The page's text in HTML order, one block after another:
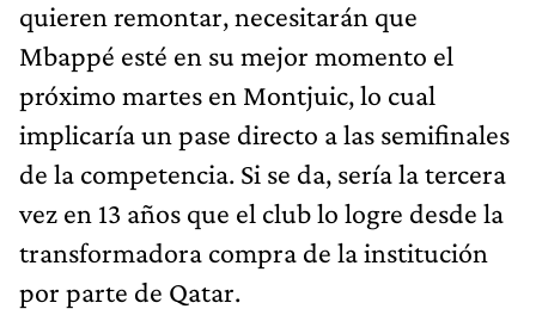
quieren remontar, necesitarán que
Mbappé esté en su mejor momento el
próximo martes en Montjuic, lo cual
implicaría un pase directo a las semifinales
de la competencia. Si se da, sería la tercera
vez en 13 años que el club lo logre desde la
transformadora compra de la institución
por parte de Qatar.